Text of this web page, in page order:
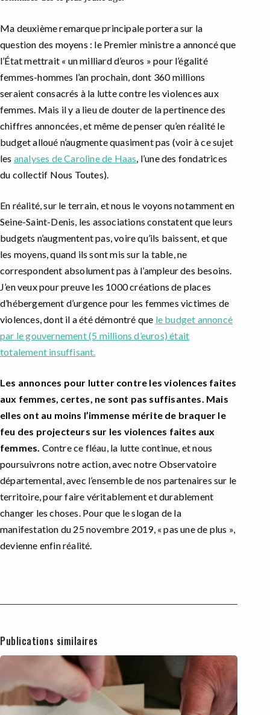
Ma deuxième remarque principale portera sur la
question des moyens : le Premier ministre a annoncé que
l’État mettrait « un milliard d’euros » pour l’égalité
femmes-hommes l’an prochain, dont 360 millions
seraient consacrés à la lutte contre les violences aux
femmes. Mais il y a lieu de douter de la pertinence des
chiffres annoncées, et même de penser qu’en réalité le
budget alloué n’augmente quasiment pas (voir à ce sujet
les analyses de Caroline de Haas , l’une des fondatrices
du collectif Nous Toutes).
En réalité, sur le terrain, et nous le voyons notamment en
Seine-Saint-Denis, les associations constatent que leurs
budgets n’augmentent pas, voire qu’ils baissent, et que
les moyens, quand ils sont mis sur la table, ne
correspondent absolument pas à l’ampleur des besoins.
J’en veux pour preuve les 1000 créations de places
d’hébergement d’urgence pour les femmes victimes de
violences, dont il a été démontré que le budget annoncé
par le gouvernement (5 millions d’euros) était
totalement insuffisant.
Les annonces pour lutter contre les violences faites
aux femmes, certes, ne sont pas suffisantes. Mais
elles ont au moins l’immense mérite de braquer le
feu des projecteurs sur les violences faites aux
femmes. Contre ce fléau, la lutte continue, et nous
poursuivrons notre action, avec notre Observatoire
départemental, avec l’ensemble de nos partenaires sur le
territoire, pour faire véritablement et durablement
changer les choses. Pour que le slogan de la
manifestation du 25 novembre 2019, « pas une de plus »,
devienne enfin réalité.
Publications similaires